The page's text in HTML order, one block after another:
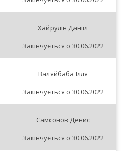
Хайрулін Данііл
Закінчується о 30.06.2022
Валяйбаба Ілля
Закінчується о 30.06.2022
Самсонов Денис
Закінчується о 30.06.2022